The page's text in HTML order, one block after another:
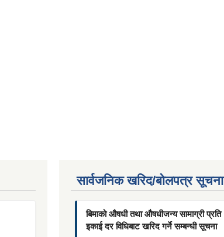
सार्वजनिक खरिद/बोलपत्र सूचना
बिमाको औषधी तथा औषधीजन्य सामाग्री प्रति
इकाई दर विधिबाट खरिद गर्ने सम्बन्धी सूचना